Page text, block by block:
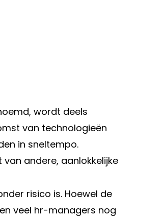
wordt deels
van technologieën
in sneltempo.
andere, aanlokkelijke
risico is. Hoewel de
veel hr-managers nog